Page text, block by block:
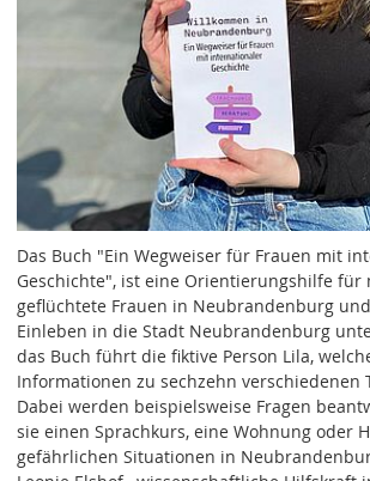
Das Buch "Ein Wegweiser für Frauen mit
Geschichte", ist eine Orientierungshilfe für
geflüchtete Frauen in Neubrandenburg
Einleben in die Stadt Neubrandenburg
das Buch führt die fiktive Person Lila,
Informationen zu sechzehn verschiedenen
Dabei werden beispielsweise Fragen
sie einen Sprachkurs, eine Wohnung oder
gefährlichen Situationen in